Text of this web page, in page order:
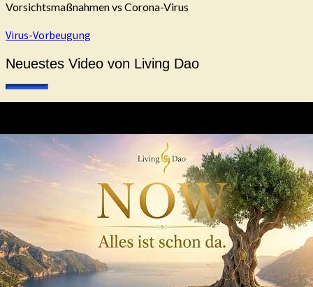
Vorsichtsmaßnahmen vs Corona-Virus
Virus-Vorbeugung
Neuestes Video von Living Dao